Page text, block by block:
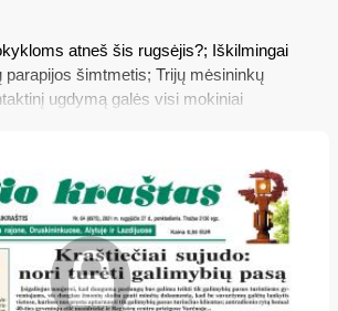
atneš šis rugsėjis?; Iškilmingai
parapijos šimtmetis; Trijų mėsininkų
ugdymą galės visi mokiniai